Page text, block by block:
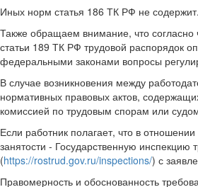
Иных норм статья 186 ТК РФ не содержит.
Также обращаем внимание, что согласно
статьи 189 ТК РФ трудовой распорядок
федеральными законами вопросы
В случае возникновения между
нормативных правовых актов,
комиссией по трудовым спорам или
Если работник полагает, что в
занятости - Государственную
(https://rostrud.gov.ru/inspections/) с
Правомерность и обоснованность